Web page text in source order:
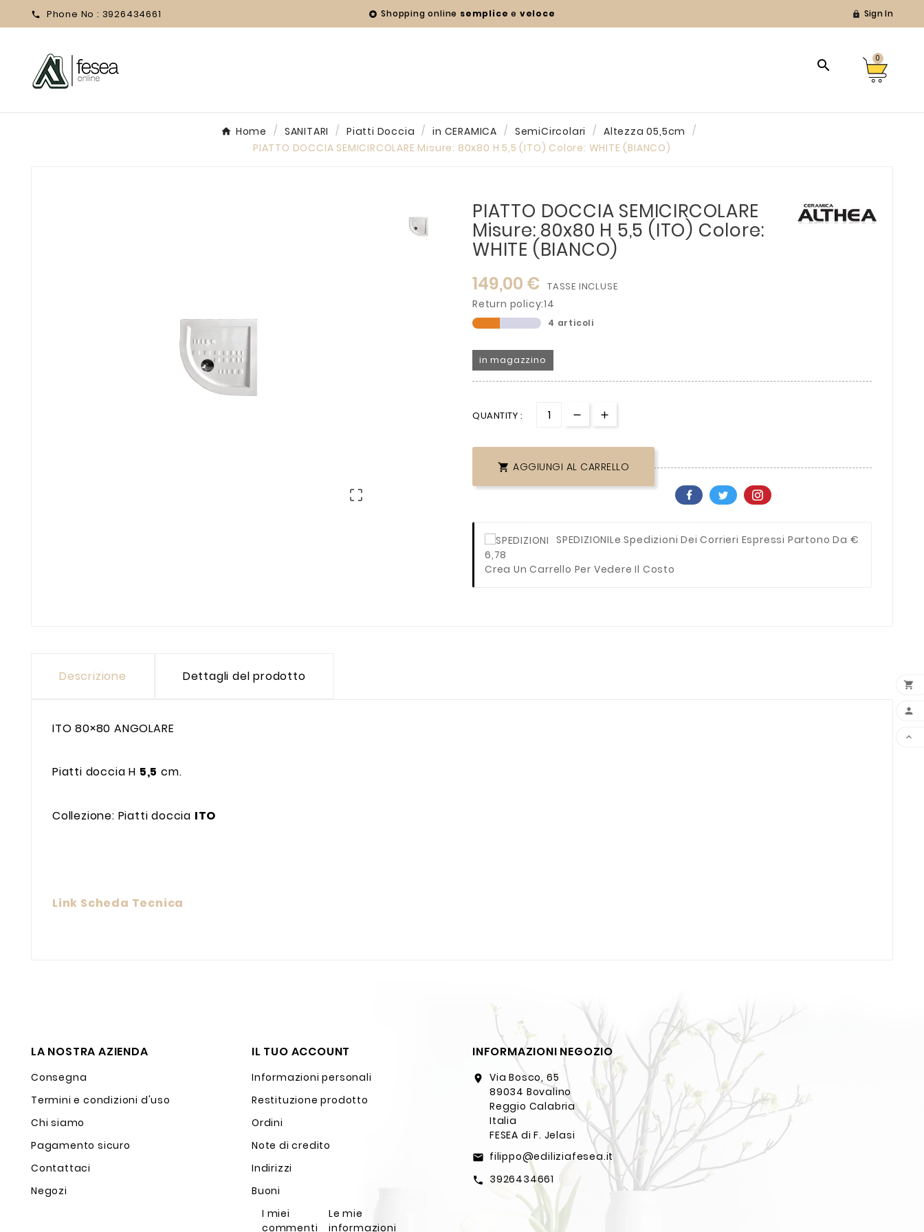
 Phone No : 3926434661  Shopping online semplice e veloce  Sign In
 0
Home SANITARI Piatti Doccia in CERAMICA SemiCircolari
Altezza 05,5cm
PIATTO DOCCIA SEMICIRCOLARE Misure: 80x80 H 5,5 (ITO) Colore: WHITE (BIANCO)

PIATTO DOCCIA SEMICIRCOLARE
Misure: 80x80 H 5,5 (ITO) Colore:
WHITE (BIANCO)
149,00 € TASSE INCLUSE
Return policy:14
4 articoli
in magazzino
QUANTITY :
 AGGIUNGI AL CARRELLO
SPEDIZIONILe Spedizioni Dei Corrieri Espressi Partono Da €
6,78
Crea Un Carrello Per Vedere Il Costo
Descrizione Dettagli del prodotto
ITO 80×80 ANGOLARE
Piatti doccia H 5,5 cm.
Collezione: Piatti doccia ITO
Link Scheda Tecnica
LA NOSTRA AZIENDA
Consegna
Termini e condizioni d'uso
Chi siamo
Pagamento sicuro
Contattaci
Negozi
IL TUO ACCOUNT
Informazioni personali
Restituzione prodotto
Ordini
Note di credito
Indirizzi
Buoni
I miei
commenti
Le mie
informazioni
INFORMAZIONI NEGOZIO
location_on
Via Bosco, 65
89034 Bovalino
Reggio Calabria
Italia
FESEA di F. Jelasi
email filippo@ediliziafesea.it
call 3926434661


